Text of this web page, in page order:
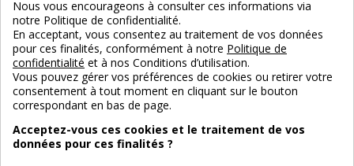
3X SANS FRAIS
100% sécurisé
PAIEMENT 100% SÉCURISÉ
par CB / Amex / Virement
LIVRAISON 12/18 JOURS
Nous vous encourageons à consulter ces informations via
notre Politique de confidentialité.
En acceptant, vous consentez au traitement de vos données
pour ces finalités, conformément à notre Politique de
confidentialité et à nos Conditions d’utilisation.
Vous pouvez gérer vos préférences de cookies ou retirer votre
consentement à tout moment en cliquant sur le bouton
correspondant en bas de page.
Acceptez-vous ces cookies et le traitement de vos
données pour ces finalités ?